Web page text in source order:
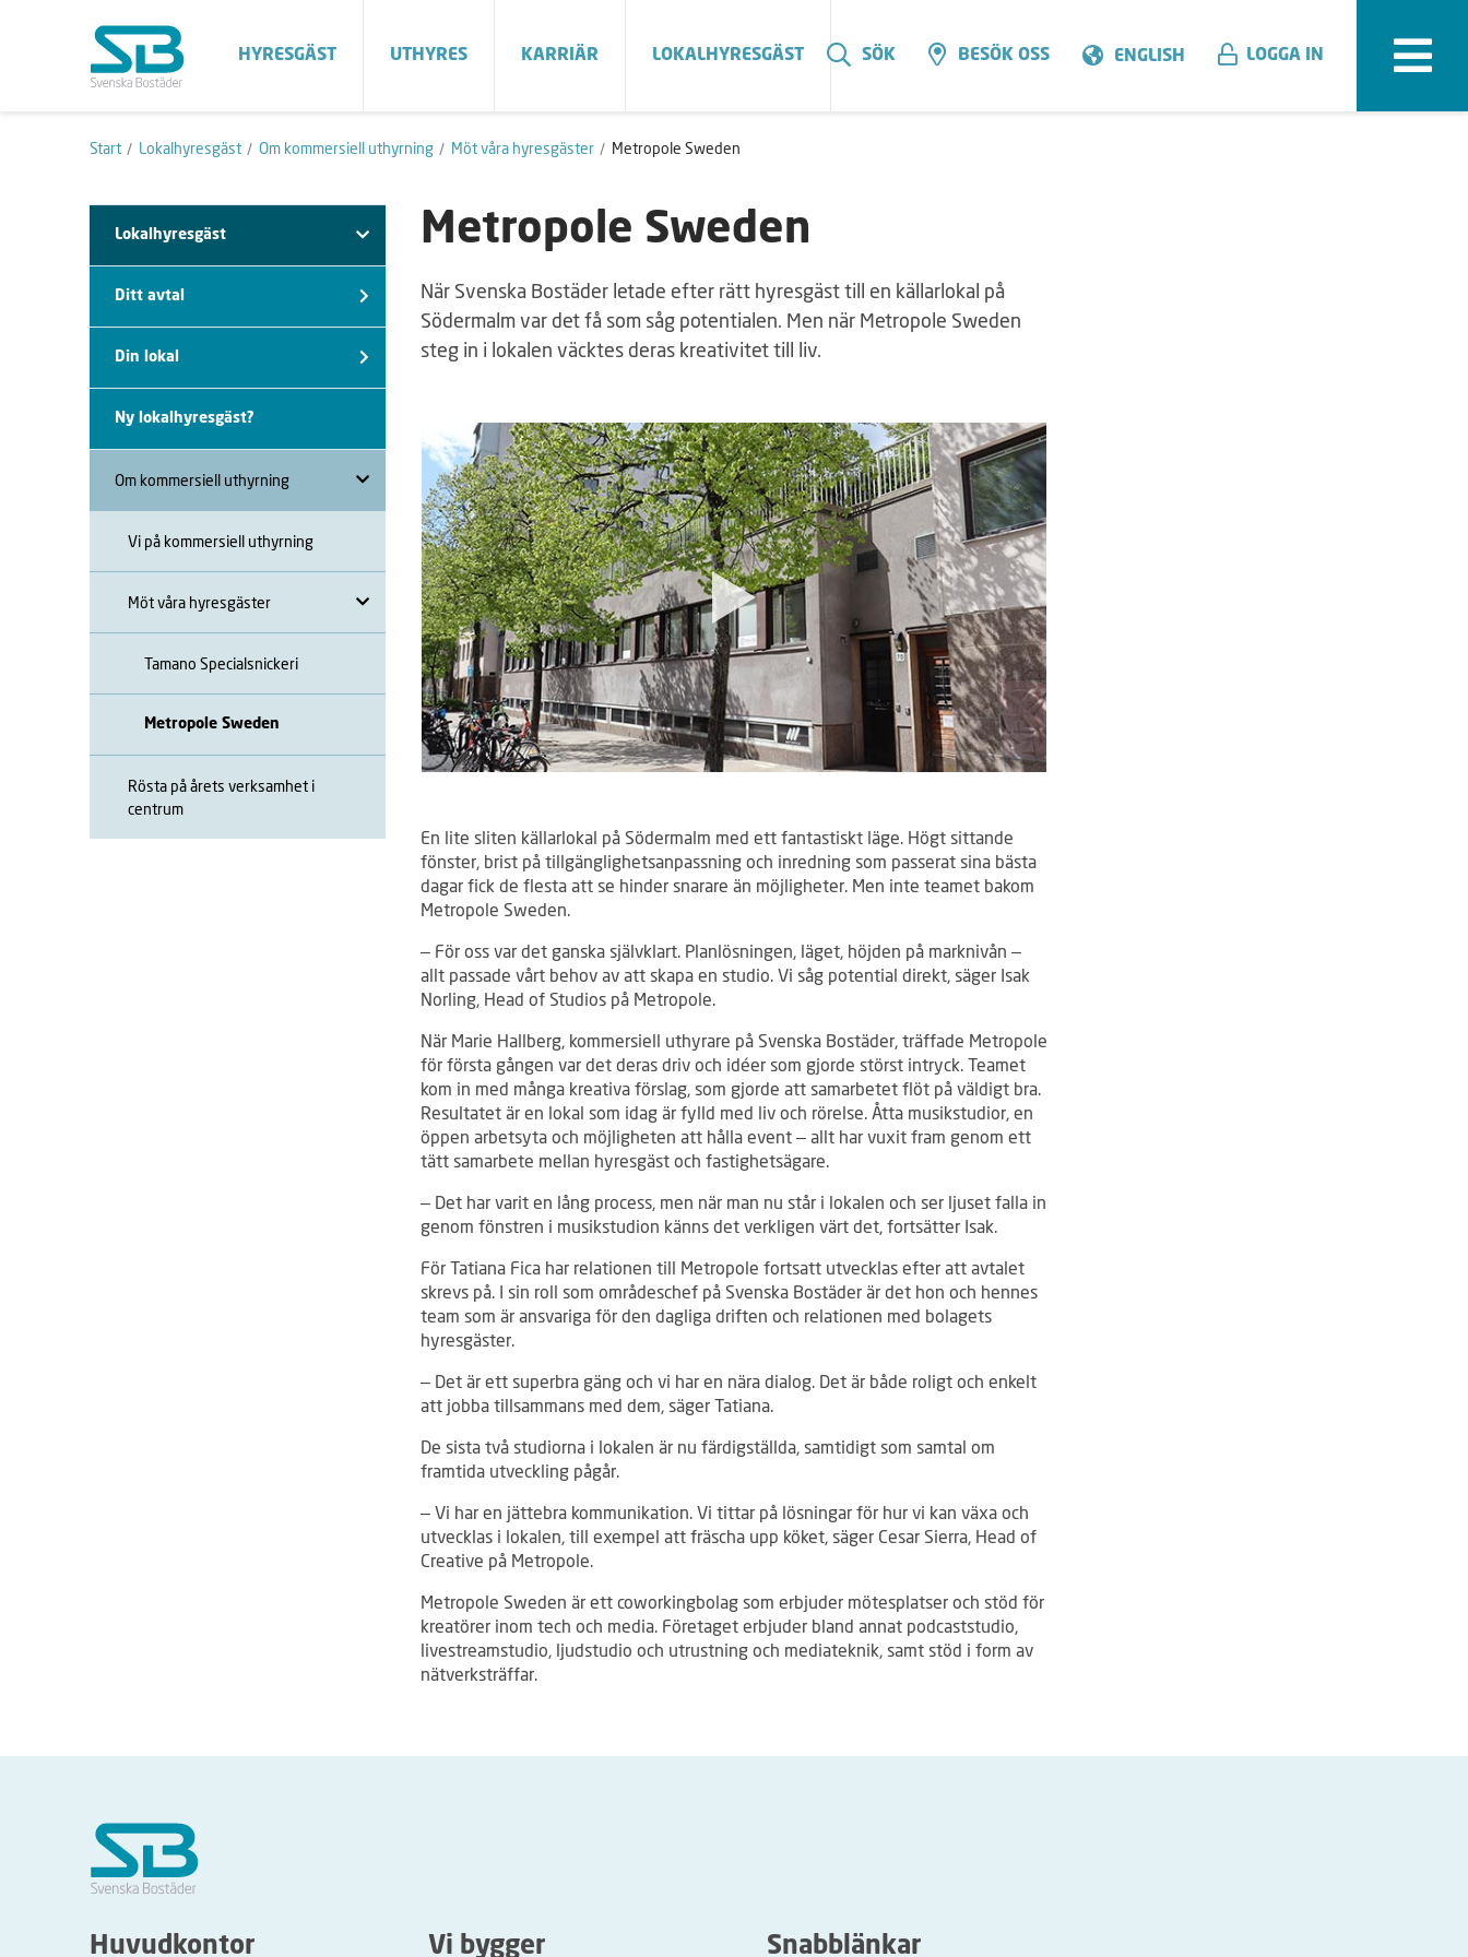
HYRESGÄST UTHYRES KARRIÄR LOKALHYRESGÄST SÖK BESÖK OSS ENGLISH LOGGA IN
Start Lokalhyresgäst Om kommersiell uthyrning Möt våra hyresgäster Metropole Sweden
Lokalhyresgäst
Ditt avtal
Din lokal
Ny lokalhyresgäst?
Om kommersiell uthyrning
Vi på kommersiell uthyrning
Möt våra hyresgäster
Tamano Specialsnickeri
Metropole Sweden
Rösta på årets verksamhet i
centrum
Metropole Sweden
När Svenska Bostäder letade efter rätt hyresgäst till en källarlokal på
Södermalm var det få som såg potentialen. Men när Metropole Sweden
steg in i lokalen väcktes deras kreativitet till liv.
En lite sliten källarlokal på Södermalm med ett fantastiskt läge. Högt sittande
fönster, brist på tillgänglighetsanpassning och inredning som passerat sina bästa
dagar fick de flesta att se hinder snarare än möjligheter. Men inte teamet bakom
Metropole Sweden.
– För oss var det ganska självklart. Planlösningen, läget, höjden på marknivån –
allt passade vårt behov av att skapa en studio. Vi såg potential direkt, säger Isak
Norling, Head of Studios på Metropole.
När Marie Hallberg, kommersiell uthyrare på Svenska Bostäder, träffade Metropole
för första gången var det deras driv och idéer som gjorde störst intryck. Teamet
kom in med många kreativa förslag, som gjorde att samarbetet flöt på väldigt bra.
Resultatet är en lokal som idag är fylld med liv och rörelse. Åtta musikstudior, en
öppen arbetsyta och möjligheten att hålla event – allt har vuxit fram genom ett
tätt samarbete mellan hyresgäst och fastighetsägare.
– Det har varit en lång process, men när man nu står i lokalen och ser ljuset falla in
genom fönstren i musikstudion känns det verkligen värt det, fortsätter Isak.
För Tatiana Fica har relationen till Metropole fortsatt utvecklas efter att avtalet
skrevs på. I sin roll som områdeschef på Svenska Bostäder är det hon och hennes
team som är ansvariga för den dagliga driften och relationen med bolagets
hyresgäster.
– Det är ett superbra gäng och vi har en nära dialog. Det är både roligt och enkelt
att jobba tillsammans med dem, säger Tatiana.
De sista två studiorna i lokalen är nu färdigställda, samtidigt som samtal om
framtida utveckling pågår.
– Vi har en jättebra kommunikation. Vi tittar på lösningar för hur vi kan växa och
utvecklas i lokalen, till exempel att fräscha upp köket, säger Cesar Sierra, Head of
Creative på Metropole.
Metropole Sweden är ett coworkingbolag som erbjuder mötesplatser och stöd för
kreatörer inom tech och media. Företaget erbjuder bland annat podcaststudio,
livestreamstudio, ljudstudio och utrustning och mediateknik, samt stöd i form av
nätverksträffar.
Huvudkontor Vi bygger Snabblänkar